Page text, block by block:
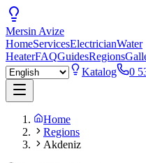
Mersin Avize
HomeServicesElectricianWater
HeaterFAQGuidesRegions
Katalog
0
Home
Regions
Akdeniz